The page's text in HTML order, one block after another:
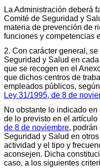
La Administración deberá
Comité de Seguridad y
materia de prevención de
funciones y competencias
2. Con carácter general,
Seguridad y Salud en
que se recogen en el
que dichos centros de
empleados públicos,
Ley 31/1995, de 8 de
No obstante lo indicado
de lo previsto en el artículo
de 8 de noviembre, podrán
Seguridad y Salud en
actividad y el tipo y
aconsejen. Dicha
caso, a los siguientes